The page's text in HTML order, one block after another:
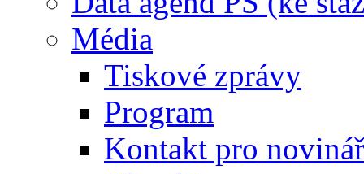
Média
Tiskové zprávy
Program
Kontakt pro